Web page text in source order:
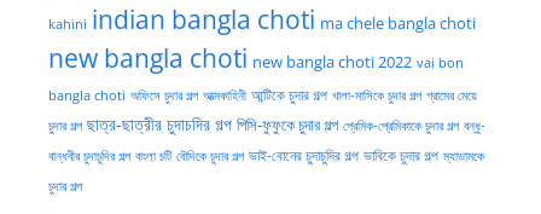
kahini indian bangla choti ma chele bangla choti
new bangla choti new bangla choti 2022 vai bon
bangla choti অফিসে চুদার গল্প আত্মকাহিনী আন্টিকে চুদার গল্প খালা-মাসিকে চুদার গল্প গ্রামের মেয়ে
চুদার গল্প ছাত্র-ছাত্রীর চুদাচদির গল্প পিসি-ফুফুকে চুদার গল্প প্রেমিক-প্রেমিকাকে চুদার গল্প বন্ধু-
বান্ধবীর চুদাচুদির গল্প বাংলা চটি বৌদিকে চুদার গল্প ভাই-বোনের চুদাচুদির গল্প ভাবিকে চুদার গল্প ম্যাডামকে
চুদার গল্প